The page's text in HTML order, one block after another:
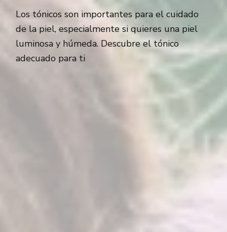
Los tónicos son importantes para el cuidado
de la piel, especialmente si quieres una piel
luminosa y húmeda. Descubre el tónico
adecuado para ti